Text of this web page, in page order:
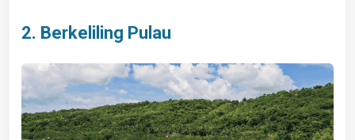
2. Berkeliling Pulau